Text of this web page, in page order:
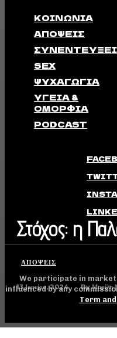
Στόχος: η
ΑΠΟΨΕΙΣ
13 Ιουνίου, 2024 By Μαρίλη
ΚΟΙΝΩΝΊΑ
ΑΠΟΨΕΙΣ
SEX
ΨΥΧΑΓΩΓΊΑ
ΥΓΕΊΑ &
ΟΜΟΡΦΙΆ
PODCAST
We participate in
influenced by any
Term